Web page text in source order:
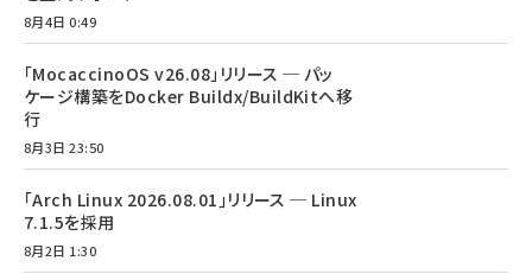
8月4日 0:49
「MocaccinoOS v26.08」リリース ─ パッ
ケージ構築をDocker Buildx/BuildKitへ移
行
8月3日 23:50
「Arch Linux 2026.08.01」リリース ─ Linux
7.1.5を採用
8月2日 1:30